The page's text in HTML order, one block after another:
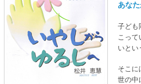
あな
子ども
こっ
いとい
そこに
世の中